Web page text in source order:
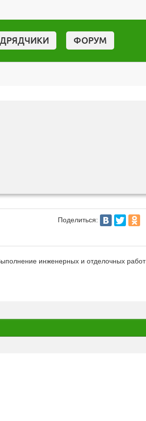
ФОРУМ
Поделиться:
инженерных и отделочных работ